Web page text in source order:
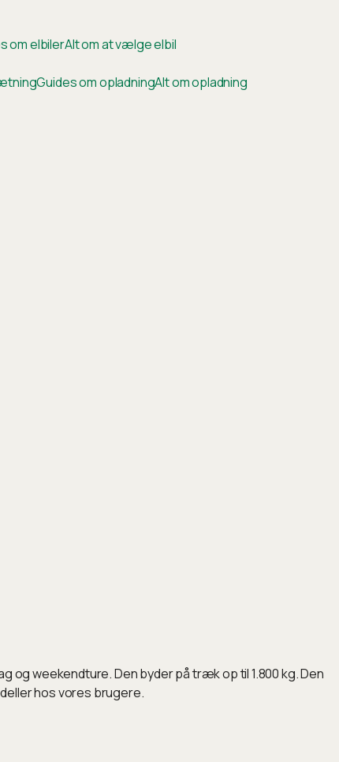
om elbilerAlt om at vælge elbil
Guides om opladningAlt om opladning
og weekendture. Den byder på træk op til 1.800 kg. Den
hos vores brugere.